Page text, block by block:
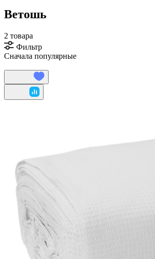
Ветошь
2 товара
Фильтр
Сначала популярные